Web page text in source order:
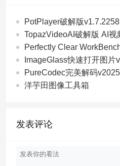
PotPlayer破解版
TopazVideoAI破解版 AI视
Perfectly Clear
ImageGlass快速打开图片
PureCodec完美解码
洋芋田图像工具箱
发表评论